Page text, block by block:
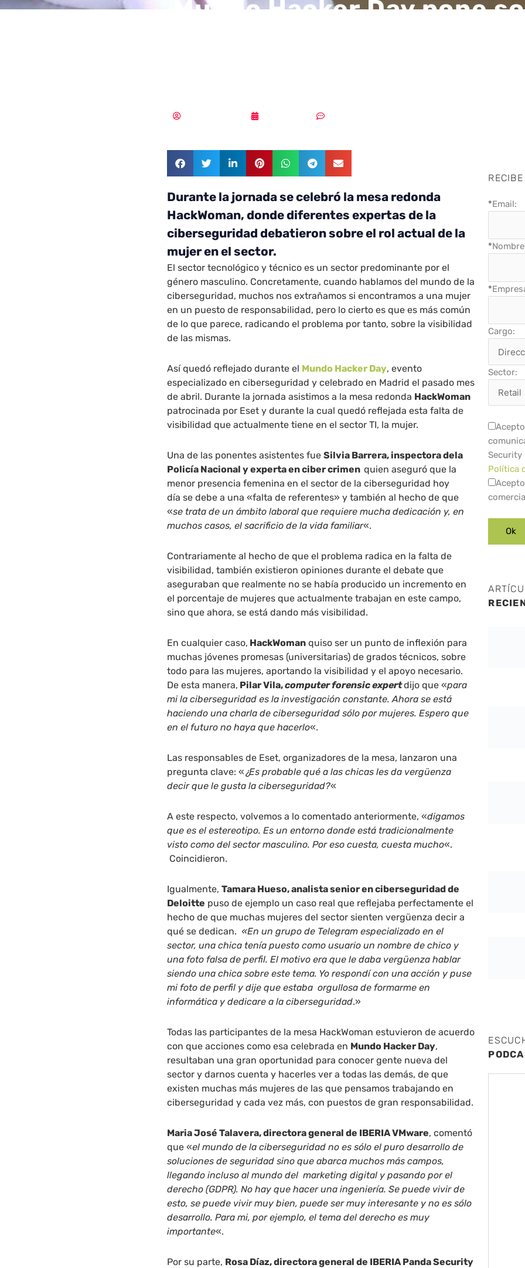
Mundo Hacker Day pone
Durante la jornada se celebró la mesa redonda
HackWoman, donde diferentes expertas de la
ciberseguridad debatieron sobre el rol actual de la
mujer en el sector.
El sector tecnológico y técnico es un sector predominante por el
género masculino. Concretamente, cuando hablamos del mundo de la
ciberseguridad, muchos nos extrañamos si encontramos a una mujer
en un puesto de responsabilidad, pero lo cierto es que es más común
de lo que parece, radicando el problema por tanto, sobre la visibilidad
de las mismas.
Así quedó reflejado durante el Mundo Hacker Day, evento
especializado en ciberseguridad y celebrado en Madrid el pasado mes
de abril. Durante la jornada asistimos a la mesa redonda HackWoman
patrocinada por Eset y durante la cual quedó reflejada esta falta de
visibilidad que actualmente tiene en el sector TI, la mujer.
Una de las ponentes asistentes fueSilvia Barrera, inspectora dela
Policía Nacional y experta en ciber crimenquien aseguró que la
menor presencia femenina en el sector de la ciberseguridad hoy
día se debe a una «falta de referentes» y también al hecho de que
«se trata de un ámbito laboral que requiere mucha dedicación y, en
muchos casos, el sacrificio de la vida familiar«.
Contrariamente al hecho de que el problema radica en la falta de
visibilidad, también existieron opiniones durante el debate que
aseguraban que realmente no se había producido un incremento en
el porcentaje de mujeres que actualmente trabajan en este campo,
sino que ahora, se está dando más visibilidad.
En cualquier caso, HackWoman quiso ser un punto de inflexión para
muchas jóvenes promesas (universitarias) de grados técnicos, sobre
todo para las mujeres, aportando la visibilidad y el apoyo necesario.
De esta manera, Pilar Vila,computer forensic expertdijo que «para
mi la ciberseguridad es la investigación constante. Ahora se está
haciendo una charla de ciberseguridad sólo por mujeres. Espero que
en el futuro no haya que hacerlo«.
Las responsables de Eset, organizadores de la mesa, lanzaron una
pregunta clave: « ¿Es probable qué a las chicas les da vergüenza
decir que le gusta la ciberseguridad?«
A este respecto, volvemos a lo comentado anteriormente, «digamos
que es el estereotipo. Es un entorno donde está tradicionalmente
visto como del sector masculino. Por eso cuesta, cuesta mucho«.
Coincidieron.
Igualmente,Tamara Hueso, analista senior en ciberseguridad de
Deloitte puso de ejemplo un caso real que reflejaba perfectamente el
hecho de que muchas mujeres del sector sienten vergüenza decir a
qué se dedican. «En un grupo de Telegram especializado en el
sector, una chica tenía puesto como usuario un nombre de chico y
una foto falsa de perfil. El motivo era que le daba vergüenza hablar
siendo una chica sobre este tema. Yo respondí con una acción y puse
mi foto de perfil y dije que estaba orgullosa de formarme en
informática y dedicare a la ciberseguridad.»
Todas las participantes de la mesa HackWoman estuvieron de acuerdo
con que acciones como esa celebrada en Mundo Hacker Day,
resultaban una gran oportunidad para conocer gente nueva del
sector y darnos cuenta y hacerles ver a todas las demás, de que
existen muchas más mujeres de las que pensamos trabajando en
ciberseguridad y cada vez más, con puestos de gran responsabilidad.
Maria José Talavera, directora general de IBERIA VMware, comentó
que «el mundo de la ciberseguridad no es sólo el puro desarrollo de
soluciones de seguridad sino que abarca muchos más campos,
llegando incluso al mundo del marketing digital y pasando por el
derecho (GDPR). No hay que hacer una ingeniería. Se puede vivir de
esto, se puede vivir muy bien, puede ser muy interesante y no es sólo
desarrollo. Para mi, por ejemplo, el tema del derecho es muy
importante«.
Por su parte, Rosa Díaz, directora general de IBERIA Panda Security
*Email:
*
*
Cargo:
Sector:
Security
Política